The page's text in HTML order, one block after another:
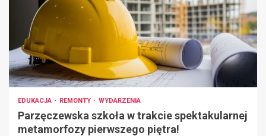
EDUKACJA REMONTY WYDARZENIA
Parzęczewska szkoła w trakcie spektakularnej
metamorfozy pierwszego piętra!